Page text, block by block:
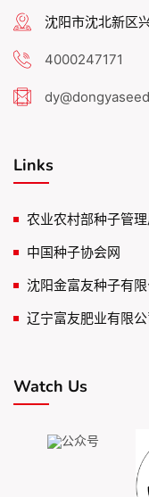
沈阳市沈北新区
4000247171
Links
农业农村部种子管
中国种子协会网
沈阳金富友种子有
辽宁富友肥业有限
Watch Us
公众号